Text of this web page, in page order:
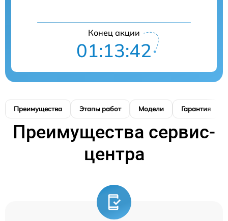
Конец акции
01:13:41
Преимущества Этапы работ Модели Гарантия
Преимущества сервис-
центра